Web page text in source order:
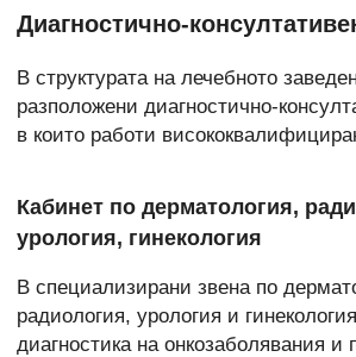
Диагностично-
В структурата на лечебното
разположени диагностично-
в които работи
Кабинет по дерматология,
урология, гинекология
В специализирани звена по
радиология, урология и
диагностика на онкозаболявания и